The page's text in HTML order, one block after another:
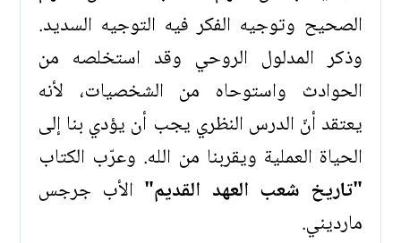
الصحيح وتوجيه الفكر فيه التوجيه السديد.
وذكر المدلول الروحي وقد استخلصه من
الحوادث واستوحاه من الشخصيات، لأنه
يعتقد أنّ الدرس النظري يجب أن يؤدي بنا إلى
الحياة العملية ويقربنا من الله. وعرّب الكتاب
"تاريخ شعب العهد القديم" الأب جرجس
مارديني.